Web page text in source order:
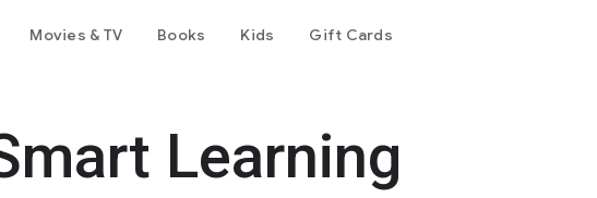
Movies & TV Books Kids Gift Cards
Learning